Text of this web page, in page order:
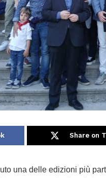
Share on
una delle edizioni più